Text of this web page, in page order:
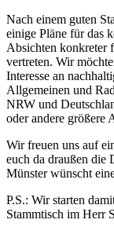
Nach einem guten
einige Pläne für das
Absichten konkreter
vertreten. Wir
Interesse an
Allgemeinen und
NRW und
oder andere größere
Wir freuen uns auf
euch da draußen die
Münster wünscht
P.S.: Wir starten
Stammtisch im Herr